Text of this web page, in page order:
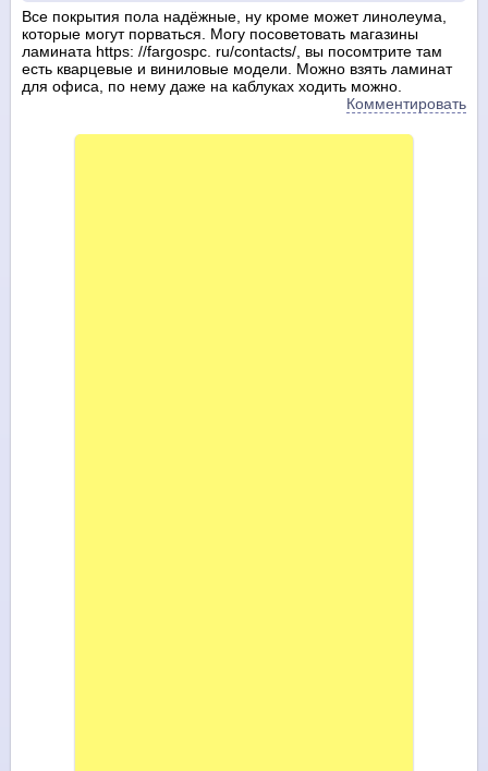
Все покрытия пола надёжные, ну кроме может линолеума,
которые могут порваться. Могу посоветовать магазины
ламината https: //fargospc. ru/contacts/, вы посомтрите там
есть кварцевые и виниловые модели. Можно взять ламинат
для офиса, по нему даже на каблуках ходить можно.
Комментировать